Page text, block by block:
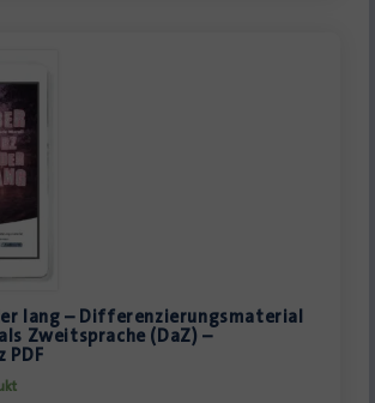
lang – Differenzierungsmaterial
Zweitsprache (DaZ) –
PDF